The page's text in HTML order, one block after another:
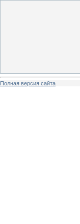
Полная версия сайта